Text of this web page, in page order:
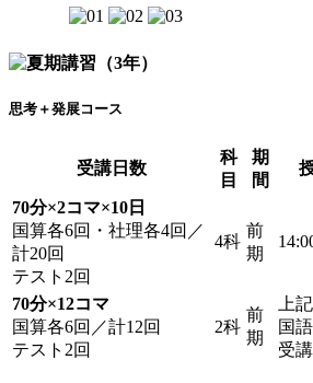
思考＋発展コース
受講日数
科
目
期
間
70分×2コマ×10日
国算各6回・社理各4回／
計20回
テスト2回
4科
前
期
70分×12コマ
国算各6回／計12回
テスト2回
2科
前
期
上
国
受講